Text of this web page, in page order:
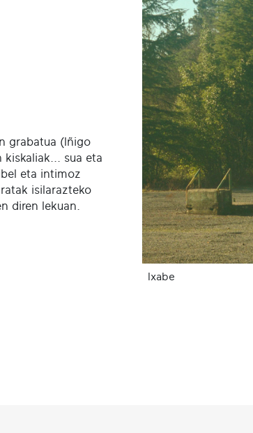
grabatua (Iñigo
kiskaliak... sua eta
eta intimoz
isilarazteko
diren lekuan.
Ixabe